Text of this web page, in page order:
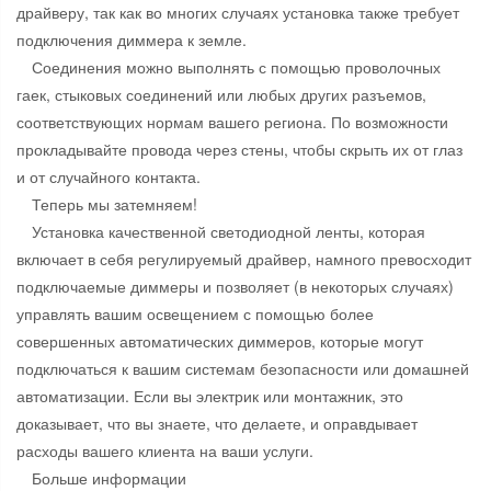
драйверу, так как во многих случаях установка также требует
подключения диммера к земле.
Соединения можно выполнять с помощью проволочных
гаек, стыковых соединений или любых других разъемов,
соответствующих нормам вашего региона. По возможности
прокладывайте провода через стены, чтобы скрыть их от глаз
и от случайного контакта.
Теперь мы затемняем!
Установка качественной светодиодной ленты, которая
включает в себя регулируемый драйвер, намного превосходит
подключаемые диммеры и позволяет (в некоторых случаях)
управлять вашим освещением с помощью более
совершенных автоматических диммеров, которые могут
подключаться к вашим системам безопасности или домашней
автоматизации. Если вы электрик или монтажник, это
доказывает, что вы знаете, что делаете, и оправдывает
расходы вашего клиента на ваши услуги.
Больше информации